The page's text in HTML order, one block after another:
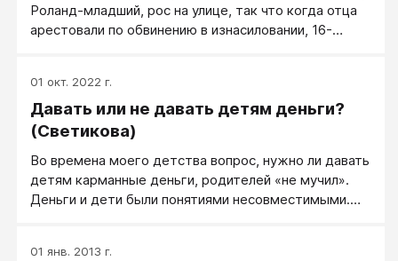
Роланд-младший, рос на улице, так что когда отца
арестовали по обвинению в изнасиловании, 16-
копировальной техники, Роланд-младший был
опытным преступником: он торговал марихуаной и
не расставался с пистолетом. Но повезло ему
американский футбол, что получил спортивную
стипендию в одном из техасских университетов.
01 окт. 2022 г.
Давать или не давать детям деньги?
(Светикова)
Во времена моего детства вопрос, нужно ли давать
детям карманные деньги, родителей «не мучил».
Деньги и дети были понятиями несовместимыми.
01 янв. 2013 г.